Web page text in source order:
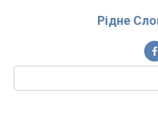
Рідне
Пошук: